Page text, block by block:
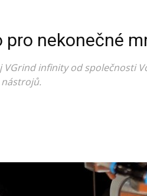
pro nekonečné
VGrind infinity od společnosti